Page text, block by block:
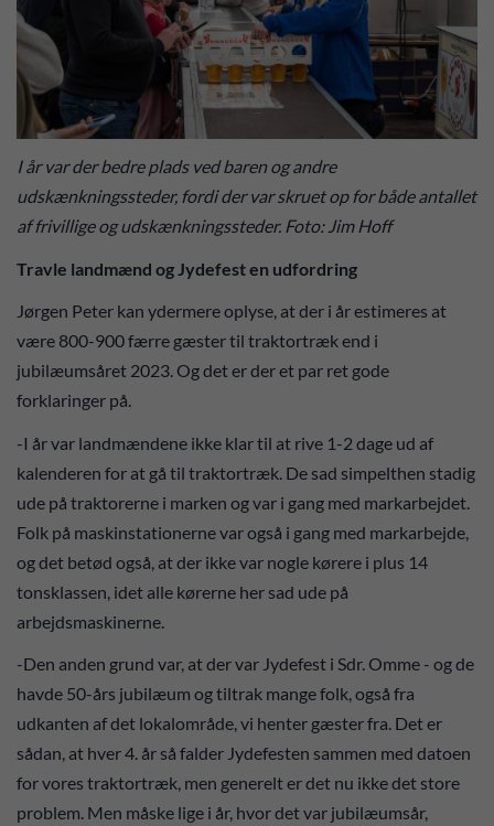
I år var der bedre plads ved baren og andre
udskænkningssteder, fordi der var skruet op for både antallet
af frivillige og udskænkningssteder. Foto: Jim Hoff
Travle landmænd og Jydefest en udfordring
Jørgen Peter kan ydermere oplyse, at der i år estimeres at
være 800-900 færre gæster til traktortræk end i
jubilæumsåret 2023. Og det er der et par ret gode
forklaringer på.
-I år var landmændene ikke klar til at rive 1-2 dage ud af
kalenderen for at gå til traktortræk. De sad simpelthen stadig
ude på traktorerne i marken og var i gang med markarbejdet.
Folk på maskinstationerne var også i gang med markarbejde,
og det betød også, at der ikke var nogle kørere i plus 14
tonsklassen, idet alle kørerne her sad ude på
arbejdsmaskinerne.
-Den anden grund var, at der var Jydefest i Sdr. Omme - og de
havde 50-års jubilæum og tiltrak mange folk, også fra
udkanten af det lokalområde, vi henter gæster fra. Det er
sådan, at hver 4. år så falder Jydefesten sammen med datoen
for vores traktortræk, men generelt er det nu ikke det store
problem. Men måske lige i år, hvor det var jubilæumsår,